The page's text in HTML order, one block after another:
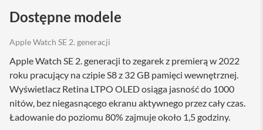
k
c
s
r
i
a
a
c
Dostępne modele
Apple Watch SE 2. generacji
Apple Watch SE 2. generacji to zegarek z premierą w 2022
roku pracujący na czipie S8 z 32 GB pamięci wewnętrznej.
Wyświetlacz Retina LTPO OLED osiąga jasność do 1000
nitów, bez niegasnącego ekranu aktywnego przez cały czas.
Ładowanie do poziomu 80% zajmuje około 1,5 godziny.